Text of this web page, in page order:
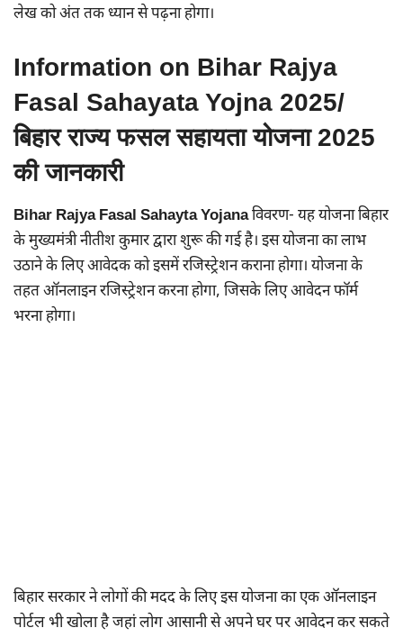
लेख को अंत तक ध्यान से पढ़ना होगा।
Information on Bihar Rajya
Fasal Sahayata Yojna 2025/
बिहार राज्य फसल सहायता योजना 2025
की जानकारी
Bihar Rajya Fasal Sahayta Yojanaविवरण- यह योजना बिहार
के मुख्यमंत्री नीतीश कुमार द्वारा शुरू की गई है। इस योजना का लाभ
उठाने के लिए आवेदक को इसमें रजिस्ट्रेशन कराना होगा। योजना के
तहत ऑनलाइन रजिस्ट्रेशन करना होगा, जिसके लिए आवेदन फॉर्म
भरना होगा।
बिहार सरकार ने लोगों की मदद के लिए इस योजना का एक ऑनलाइन
पोर्टल भी खोला है जहां लोग आसानी से अपने घर पर आवेदन कर सकते